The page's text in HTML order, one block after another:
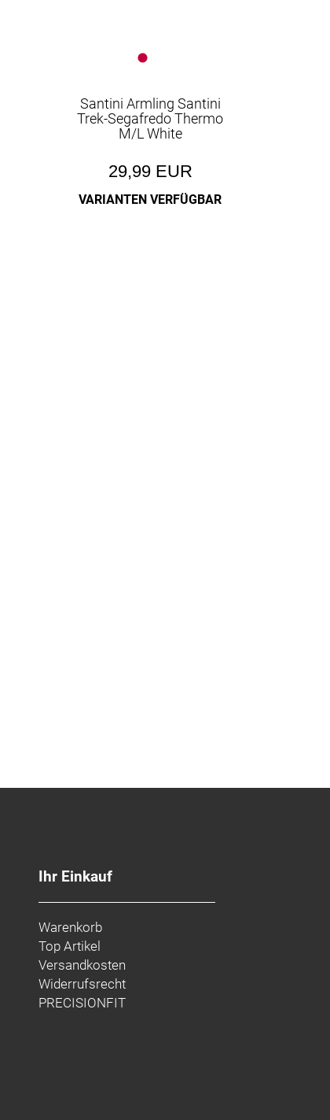
Santini Armling Santini
Trek-Segafredo Thermo
M/L White
29,99 EUR
VARIANTEN VERFÜGBAR
Ihr Einkauf
Warenkorb
Top Artikel
Versandkosten
Widerrufsrecht
PRECISIONFIT